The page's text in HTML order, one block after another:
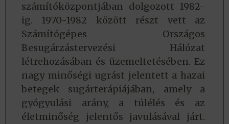
számítóközpontjában dolgozott 1982-
ig. 1970-1982 között részt vett az
Számítógépes Országos
Besugárzástervezési Hálózat
létrehozásában és üzemeltetésében. Ez
nagy minőségi ugrást jelentett a hazai
betegek sugárterápiájában, amely a
gyógyulási arány, a túlélés és az
életminőség jelentős javulásával járt.